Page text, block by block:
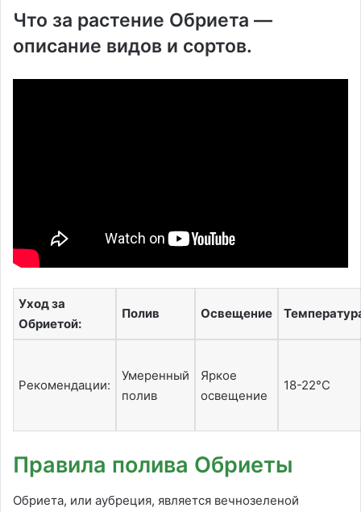
Что за растение Обриета —
описание видов и сортов.
Уход за
Обриетой:
Полив Освещение
Рекомендации:
Умеренный
полив
Яркое
освещение
18-22°C
Правила полива Обриеты
Обриета, или аубреция, является вечнозеленой